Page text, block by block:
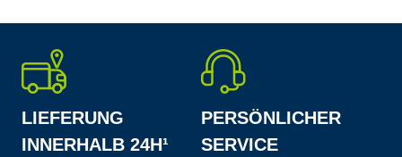
LIEFERUNG
INNERHALB 24H¹
PERSÖNLICHER
SERVICE